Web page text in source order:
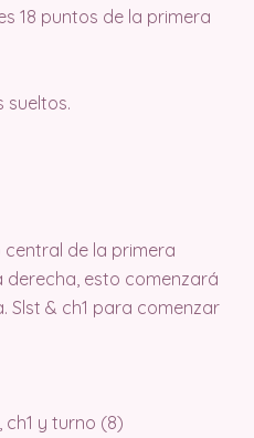
18 puntos de la primera
sueltos.
central de la primera
derecha, esto comenzará
Slst & ch1 para comenzar
ch1 y turno (8)